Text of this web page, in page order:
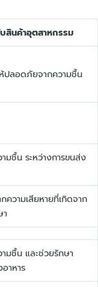
สินค้าอุตสาหกรรม
ปลอดภัยจากความชื้น
มชื้น ระหว่างการขนส่ง
ความเสียหายที่เกิดจาก
า
มชื้น และช่วยรักษา
าหาร